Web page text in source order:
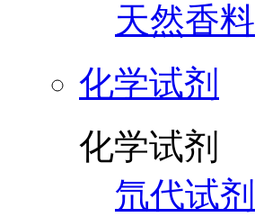
天然香料
化学试剂
化学试剂
氘代试剂